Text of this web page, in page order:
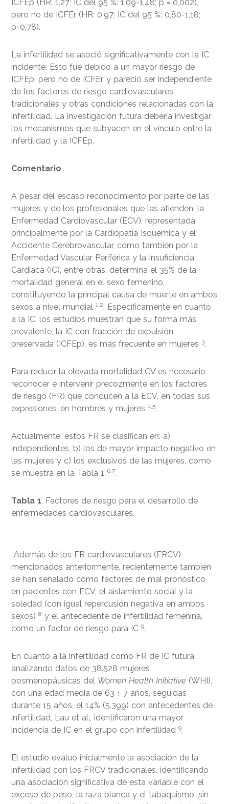
ICFEp (HR: 1,27; IC del 95 %: 1,09-1,48; p = 0,002),
pero no de ICFEr (HR: 0,97; IC del 95 %: 0,80-1,18;
p=0,78).
La infertilidad se asoció significativamente con la IC
incidente. Esto fue debido a un mayor riesgo de
ICFEp, pero no de ICFEr, y pareció ser independiente
de los factores de riesgo cardiovasculares
tradicionales y otras condiciones relacionadas con la
infertilidad. La investigación futura debería investigar
los mecanismos que subyacen en el vínculo entre la
infertilidad y la ICFEp.
Comentario
A pesar del escaso reconocimiento por parte de las
mujeres y de los profesionales que las atienden, la
Enfermedad Cardiovascular (ECV), representada
principalmente por la Cardiopatía Isquémica y el
Accidente Cerebrovascular, como también por la
Enfermedad Vascular Periférica y la Insuficiencia
Cardíaca (IC), entre otras, determina el 35% de la
mortalidad general en el sexo femenino,
constituyendo la principal causa de muerte en ambos
sexos a nivel mundial 1,2. Específicamente en cuanto
a la IC, los estudios muestran que su forma más
prevalente, la IC con fracción de expulsión
preservada (ICFEp), es más frecuente en mujeres 3.
Para reducir la elevada mortalidad CV es necesario
reconocer e intervenir precozmente en los factores
de riesgo (FR) que conducen a la ECV, en todas sus
expresiones, en hombres y mujeres 4,5.
Actualmente, estos FR se clasifican en: a)
independientes, b) los de mayor impacto negativo en
las mujeres y c) los exclusivos de las mujeres, como
se muestra en la Tabla 1 6,7.
Tabla 1. Factores de riesgo para el desarrollo de
enfermedades cardiovasculares.
Además de los FR cardiovasculares (FRCV)
mencionados anteriormente, recientemente también
se han señalado como factores de mal pronóstico,
en pacientes con ECV, el aislamiento social y la
soledad (con igual repercusión negativa en ambos
sexos) 8 y el antecedente de infertilidad femenina,
como un factor de riesgo para IC 9.
En cuanto a la infertilidad como FR de IC futura,
analizando datos de 38.528 mujeres
posmenopáusicas del Women Health Initiative (WHI),
con una edad media de 63 ± 7 años, seguidas
durante 15 años, el 14% (5.399) con antecedentes de
infertilidad, Lau et al., identificaron una mayor
incidencia de IC en el grupo con infertilidad 9.
El estudio evaluó inicialmente la asociación de la
infertilidad con los FRCV tradicionales, identificando
una asociación significativa de esta variable con el
exceso de peso, la raza blanca y el tabaquismo, sin